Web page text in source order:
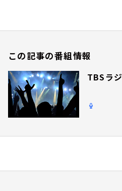
この記事の番組情報
TBSラ